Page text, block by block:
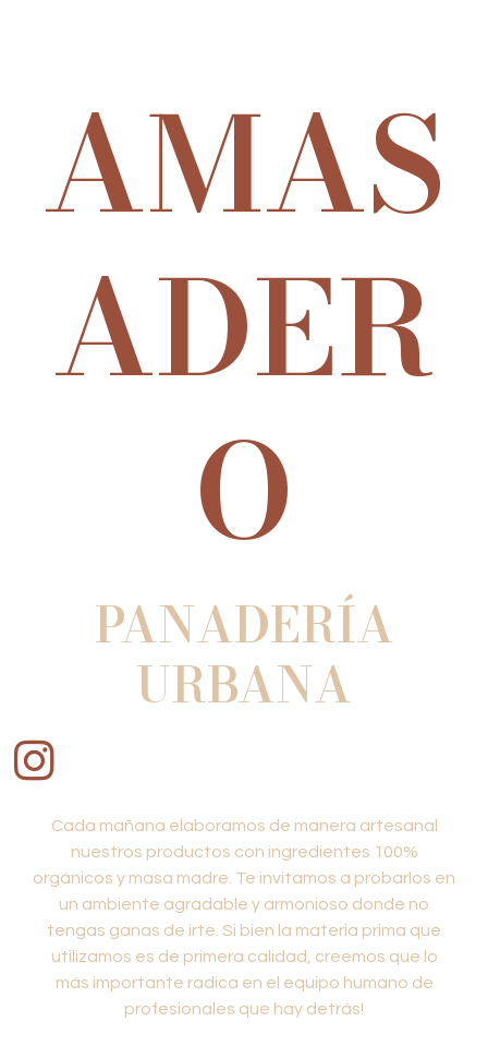
AMAS
ADER
O
PANADERÍA
URBANA
Cada mañana elaboramos de manera artesanal
nuestros productos con ingredientes 100%
orgánicos y masa madre. Te invitamos a probarlos en
un ambiente agradable y armonioso donde no
tengas ganas de irte. Si bien la materia prima que
utilizamos es de primera calidad, creemos que lo
más importante radica en el equipo humano de
profesionales que hay detrás!